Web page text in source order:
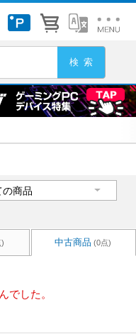
中古商品 (0点)
でした。